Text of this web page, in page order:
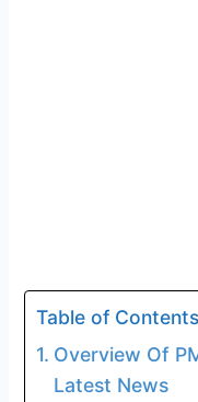
Table of
Overview Of
Latest News